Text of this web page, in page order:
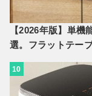
【2026年版】単
選。フラットテー
10